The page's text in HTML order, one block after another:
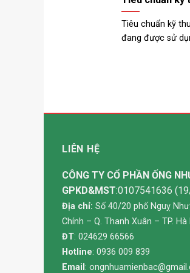
Tiêu chuẩn kỹ
đang được sử
LIÊN HỆ
CÔNG TY CỔ PHẦN ỐNG
GPKD&MST:0107541636
Địa chỉ: Số 40/20 phố Nguỵ
Chính – Q. Thanh Xuân – TP. Hà
ĐT: 024629 66566
Hotline: 0936 009 839
Email :